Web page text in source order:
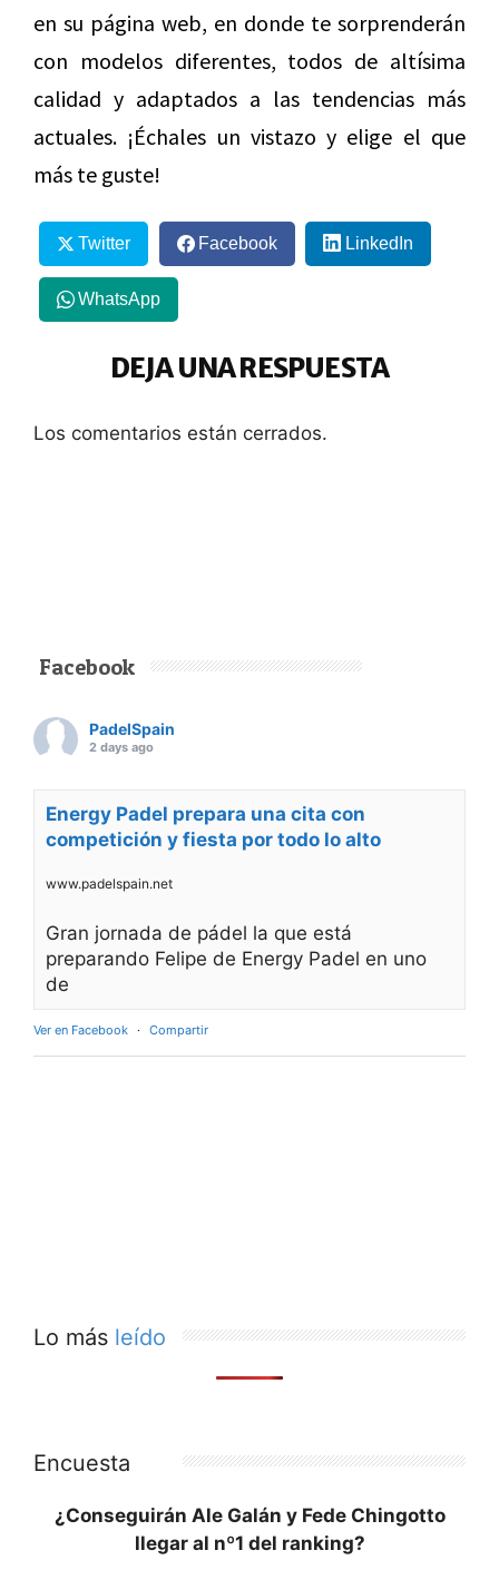
en su página web, en donde te sorprenderán
con modelos diferentes, todos de altísima
calidad y adaptados a las tendencias más
actuales. ¡Échales un vistazo y elige el que
más te guste!
Twitter Facebook LinkedIn
WhatsApp
DEJA UNA RESPUESTA
Los comentarios están cerrados.
Facebook
PadelSpain
2 days ago
Energy Padel prepara una cita con
competición y fiesta por todo lo alto
www.padelspain.net
Gran jornada de pádel la que está
preparando Felipe de Energy Padel en uno
de
Ver en Facebook · Compartir
Lo más leído
Encuesta
¿Conseguirán Ale Galán y Fede Chingotto
llegar al nº1 del ranking?